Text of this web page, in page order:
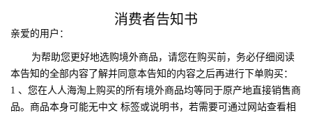
消费者告知书
亲爱的用户：
为帮助您更好地选购境外商品，请您在购买前，务必仔细阅读
本告知的全部内容了解并同意本告知的内容之后再进行下单购买：
1 、您在人人海淘上购买的所有境外商品均等同于原产地直接销售商
品。商品本身可能无中文 标签或说明书，若需要可通过网站查看相